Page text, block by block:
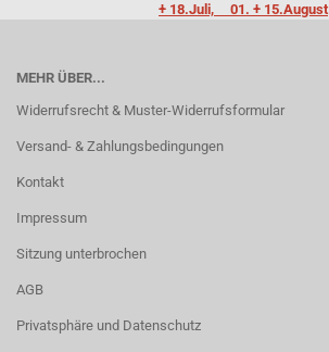
+ 18.Juli, 01. + 15.August
MEHR ÜBER...
Widerrufsrecht & Muster-Widerrufsformular
Versand- & Zahlungsbedingungen
Kontakt
Impressum
Sitzung unterbrochen
AGB
Privatsphäre und Datenschutz